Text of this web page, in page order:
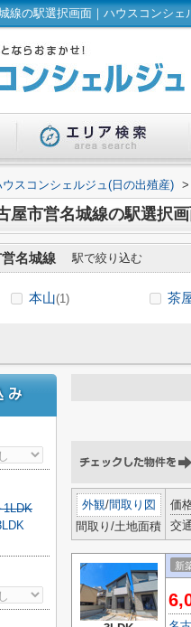
線の駅選択画面｜ハウスコンシェ
スコンシェルジュ(日の出殖産) >
屋市営名城線の駅選択
名城線 駅で絞り込む
本山(1) 茶
外観/間取り図
間取り/土地面積
価
交
新
1LDK